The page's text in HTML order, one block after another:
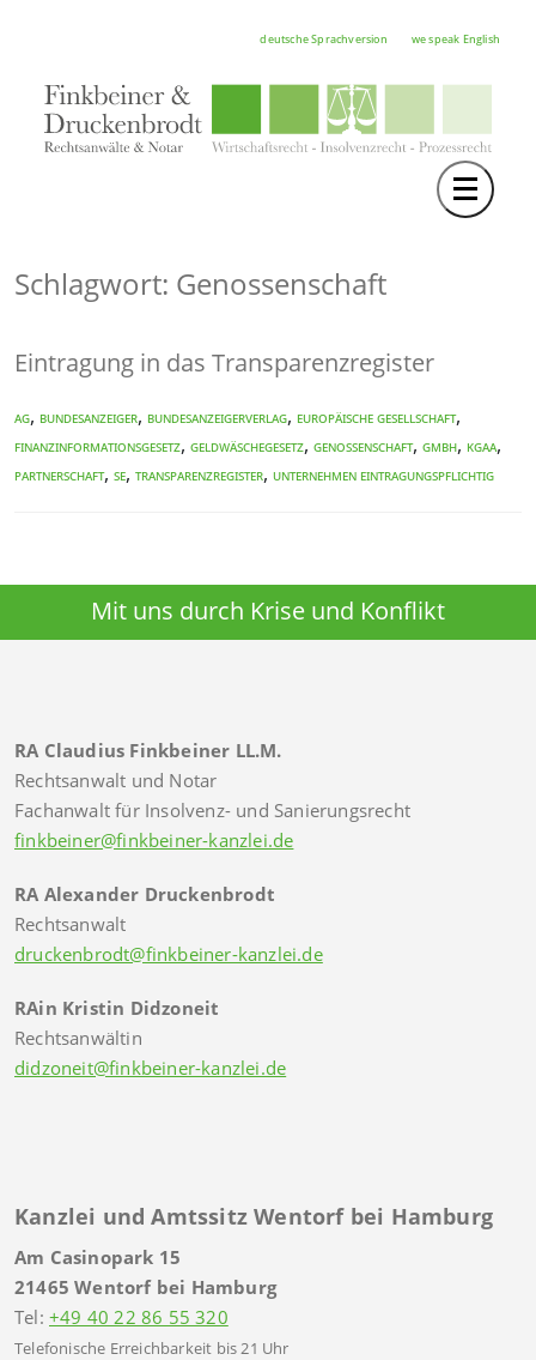
deutsche Sprachversion we speak English
Toggle
RECHTSGEBIETE
FORTBILDUNGEN
HOCHSCHULE
KARRIERE
Schlagwort: Genossenschaft
Eintragung in das Transparenzregister
AG, Bundesanzeiger, Bundesanzeigerverlag, Europäische Gesellschaft,
Finanzinformationsgesetz, Geldwäschegesetz, Genossenschaft, GmbH, KGaA,
Partnerschaft, SE, Transparenzregister, Unternehmen eintragungspflichtig
Mit uns durch Krise und Konflikt
RA Claudius Finkbeiner LL.M.
Rechtsanwalt und Notar
Fachanwalt für Insolvenz- und Sanierungsrecht
finkbeiner@finkbeiner-kanzlei.de
RA Alexander Druckenbrodt
Rechtsanwalt
druckenbrodt@finkbeiner-kanzlei.de
RAin Kristin Didzoneit
Rechtsanwältin
didzoneit@finkbeiner-kanzlei.de
Kanzlei und Amtssitz Wentorf bei Hamburg
Am Casinopark 15
21465 Wentorf bei Hamburg
Tel: +49 40 22 86 55 320
Telefonische Erreichbarkeit bis 21 Uhr